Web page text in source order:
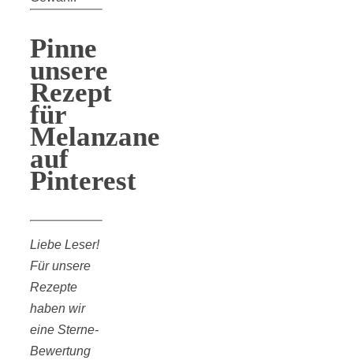
Pinne
unsere
Rezept
für
Melanzane
auf
Pinterest
Liebe Leser!
Für unsere
Rezepte
haben wir
eine Sterne-
Bewertung